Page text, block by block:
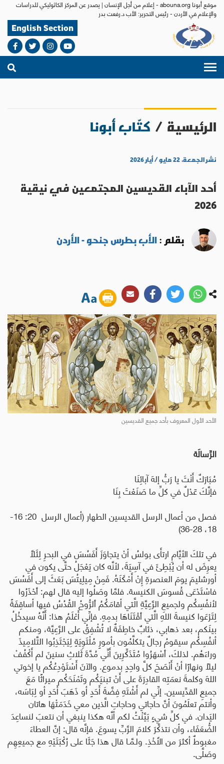
موقع أبونا abouna.org - إعلام من أجل الإنسان | يصدر عن المركز الكاثوليكي للدراسات
والإعلام في الأردن - رئيس التحرير: الأب د.رفعت بدر
English Section
الرئيسية / كتّاب أبونا
نشر الجمعة، ٢٢ مايو / أيار ٢٠٢٦
أحد الآباء القديسين المجتمعين في نيقية
2026
بقلم :الأب بطرس جنحو - الأردن
الأحد الأول المعروف بأحد جميع القديسين
الرِّسالَة
مُبَارَكٌ أَنْتَ يا رَبُّ إلهَ آبائِنَا
فإنَّكَ عّدْلٌ في كلِّ ما صَنَعْتَ بِنَا
فصل من أعمال الرسل القديسين الطهار
(أعمال الرسل 20: 16-
18، 28-36)
في تلكَ الأيَّامِ ارتأَى بولسُ أنْ يتجاوَزَ أَفَسُسَ في البحرِ لِئَلَّا
يعرِضَ له أن يُبْطِئَ في آسِيَةَ، لأنَّه كان يَعْجَلُ حتَّى يكون في
أورشليمَ يومَ العنصرةِ إِنْ أَمْكَنَهُ. فَمِنْ مِيلِيتُسَ بَعَثَ إلى أَفَسُسَ
فاسْتَدْعَى قُسوسَ الكنيسة. فلمَّا وصَلُوا إليه قال لهم: ﭐحْذَرُوا
لأنفُسِكُم ولجميعِ الرَّعِيَّةِ الَّتي أقامَكُمُ ﭐلرُّوحُ القُدُسُ فيها أساقِفَةً
لِتَرْعَوا كنيسةَ اللهِ الَّتي ﭐقْتَنَاهَا بدمِهِ. فإنِّي أَعْلَمُ هذا: أَنَّهُ سيدخُلُ
بينَكم، بعد ذهابي، ذئابٌ خاطِفَةٌ لا تُشْفِقُ على الرَّعِيَّة، ومنكم
أنفُسِكُم سيقومُ رجالٌ يتكلَّمُون بأمورٍ مُلْتَوِيَةٍ لِيَجْتَذِبُوا التَّلامِيذَ
وراءَهُم. لذلكَ، ﭐسْهَرُوا مُتَذَكِّرِينَ أَنِّي مُدَّةَ ثَلاثِ سنينَ لم أَكْفُفْ
ليلًا ونهارًا أنْ أَنْصَحَ كلَّ واحِدٍ بدموع. والآنَ أَسْتَوْدِعُكُم يا إخوتي
اللهَ وكلمةَ نعمَتِه القادِرَةَ على أَنْ تبنيَكُم وتَمْنَحَكُم ميراثًا مَعَ
جميعِ القدِّيسين. إنِّي لم أَشْتَهِ فِضَّةَ أَحَدٍ أو ذَهَبَ أَحَدٍ أو لِبَاسَه،
وأنتم تعلَمُونَ أنَّ حاجاتي وحاجاتِ الَّذين معي خَدَمَتْهَا هاتان
اليَدان. في كلِّ شيءٍ بَيَّنْتُ لكم أنَّه هكذا ينبغي أن نتعبَ لنساعِدَ
الضُّعَفَاء، وأن نتذكَّرَ كلامَ الرَّبِّ يسوعَ. فإنَّه قال: إنَّ العطاءَ
مغبوطٌ أكثرَ من الأَخْذِ. ولـمَّـا قال هذا جَثَا على رُكْبَتَيْهِ مع جميعِهِم
وصَلَّى.